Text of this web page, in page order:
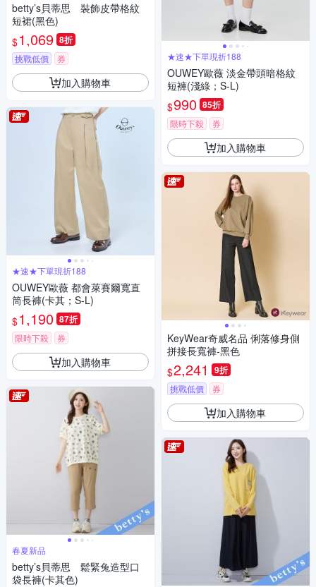
betty’s貝蒂思 裝飾皮帶格紋
短裙(黑色)
$1,069 8折
挑戰低價 券
加入購物車
★速★下單現折188
OUWEY歐薇 都會萊賽爾寬直
筒長褲(卡其；S-L)
$1,190 87折
限時下殺 券
加入購物車
春夏新品
betty’s貝蒂思 鬆緊兔造型口
袋長褲(卡其色)
★速★下單現折188
OUWEY歐薇 淡金帶頭暗格紋
短褲(淺綠；S-L)
$990 85折
限時下殺 券
加入購物車
KeyWear奇威名品 俐落修身側
拼接長寬褲-黑色
$2,241 9折
挑戰低價 券
加入購物車